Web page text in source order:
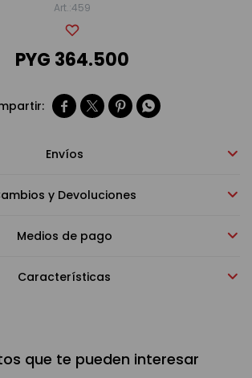
459
PYG 364.500
   
Envíos
y Devoluciones
Medios de pago
Características
que te pueden interesar
regalos